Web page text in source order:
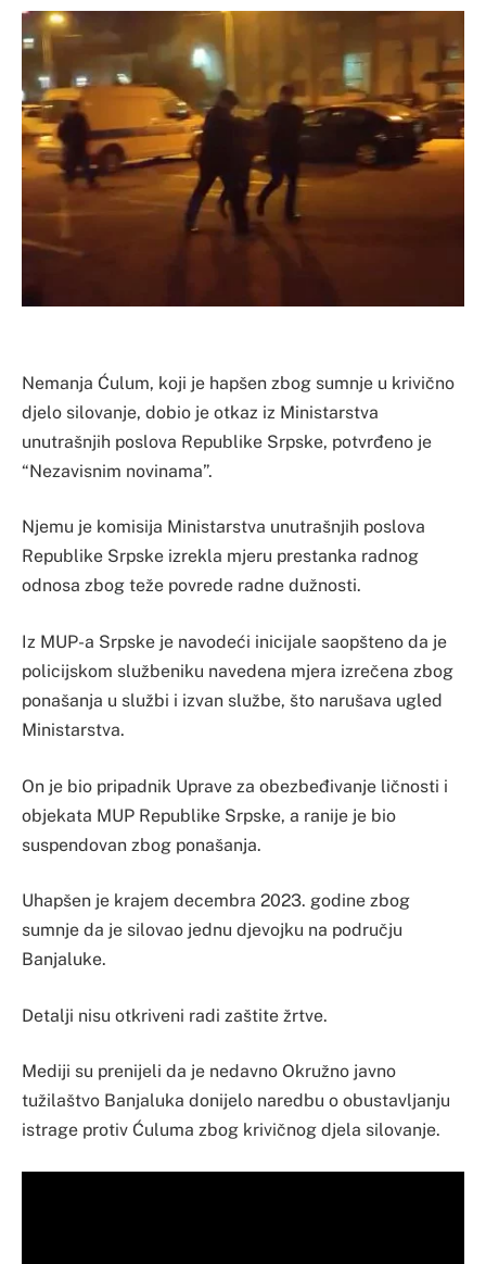
Nemanja Ćulum, koji je hapšen zbog sumnje u krivično
djelo silovanje, dobio je otkaz iz Ministarstva
unutrašnjih poslova Republike Srpske, potvrđeno je
“Nezavisnim novinama”.
Njemu je komisija Ministarstva unutrašnjih poslova
Republike Srpske izrekla mjeru prestanka radnog
odnosa zbog teže povrede radne dužnosti.
Iz MUP-a Srpske je navodeći inicijale saopšteno da je
policijskom službeniku navedena mjera izrečena zbog
ponašanja u službi i izvan službe, što narušava ugled
Ministarstva.
On je bio pripadnik Uprave za obezbeđivanje ličnosti i
objekata MUP Republike Srpske, a ranije je bio
suspendovan zbog ponašanja.
Uhapšen je krajem decembra 2023. godine zbog
sumnje da je silovao jednu djevojku na području
Banjaluke.
Detalji nisu otkriveni radi zaštite žrtve.
Mediji su prenijeli da je nedavno Okružno javno
tužilaštvo Banjaluka donijelo naredbu o obustavljanju
istrage protiv Ćuluma zbog krivičnog djela silovanje.